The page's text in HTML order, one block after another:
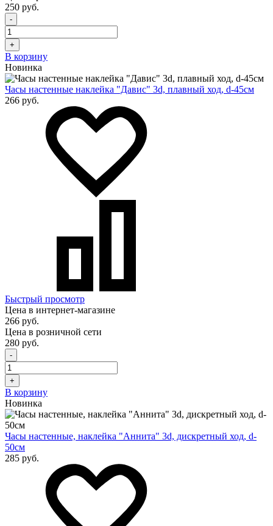
250 руб.
-
+
В корзину
Новинка
Часы настенные наклейка "Давис" 3d, плавный ход, d-45см
266 руб.
Быстрый просмотр
Цена в интернет-магазине
266 руб.
Цена в розничной сети
280 руб.
-
+
В корзину
Новинка
Часы настенные, наклейка "Аннита" 3d, дискретный ход, d-
50см
285 руб.